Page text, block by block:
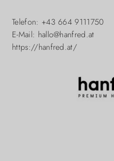
Telefon: +43 664 9111750
E-Mail: hallo@hanfred.at
https://hanfred.at/